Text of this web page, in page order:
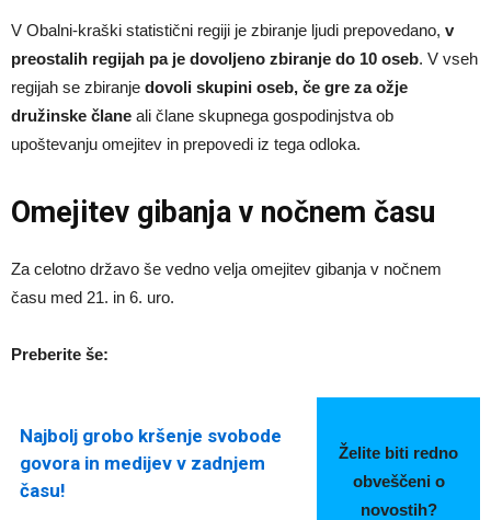
V Obalni-kraški statistični regiji je zbiranje ljudi prepovedano, v
preostalih regijah pa je dovoljeno zbiranje do 10 oseb. V vseh
regijah se zbiranje dovoli skupini oseb, če gre za ožje
družinske člane ali člane skupnega gospodinjstva ob
upoštevanju omejitev in prepovedi iz tega odloka.
Omejitev gibanja v nočnem času
Za celotno državo še vedno velja omejitev gibanja v nočnem
času med 21. in 6. uro.
Preberite še:
Najbolj grobo kršenje svobode
govora in medijev v zadnjem
času!
Želite biti redno
obveščeni o
novostih?